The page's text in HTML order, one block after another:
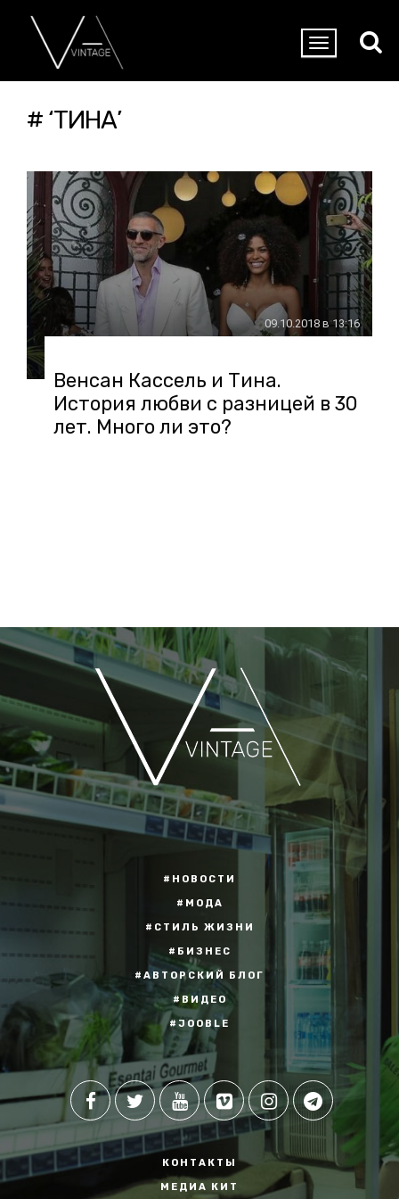
# ‘ТИНА’
09.10.2018 в 13:16
Венсан Кассель и Тина.
История любви с разницей в 30
лет. Много ли это?
#НОВОСТИ
#МОДА
#СТИЛЬ ЖИЗНИ
#БИЗНЕС
#АВТОРСКИЙ БЛОГ
#ВИДЕО
#JOOBLE
КОНТАКТЫ
МЕДИА КИТ